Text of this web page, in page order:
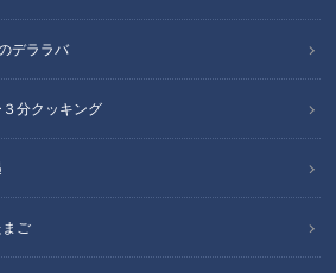
デララバ
分クッキング
ご
ララバ
亮次アナウンサーが、東海地方の定番